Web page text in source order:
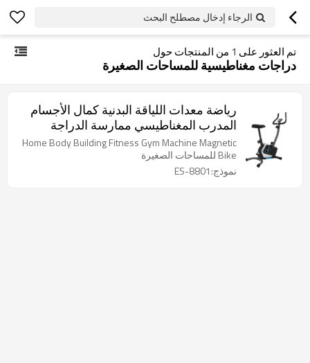
الرجاء إدخال مصطلح البحث
تم العثور على 1 من المنتجات حول
دراجات مغناطيسية للمساحات الصغيرة
رياضة معدات اللياقة البدنية كمال الأجسام
المدرب المغناطيسي ممارسة الدراجة
Home Body Building Fitness Gym Machine Magnetic
Bike للمساحات الصغيرة
نموذج:ES-8801